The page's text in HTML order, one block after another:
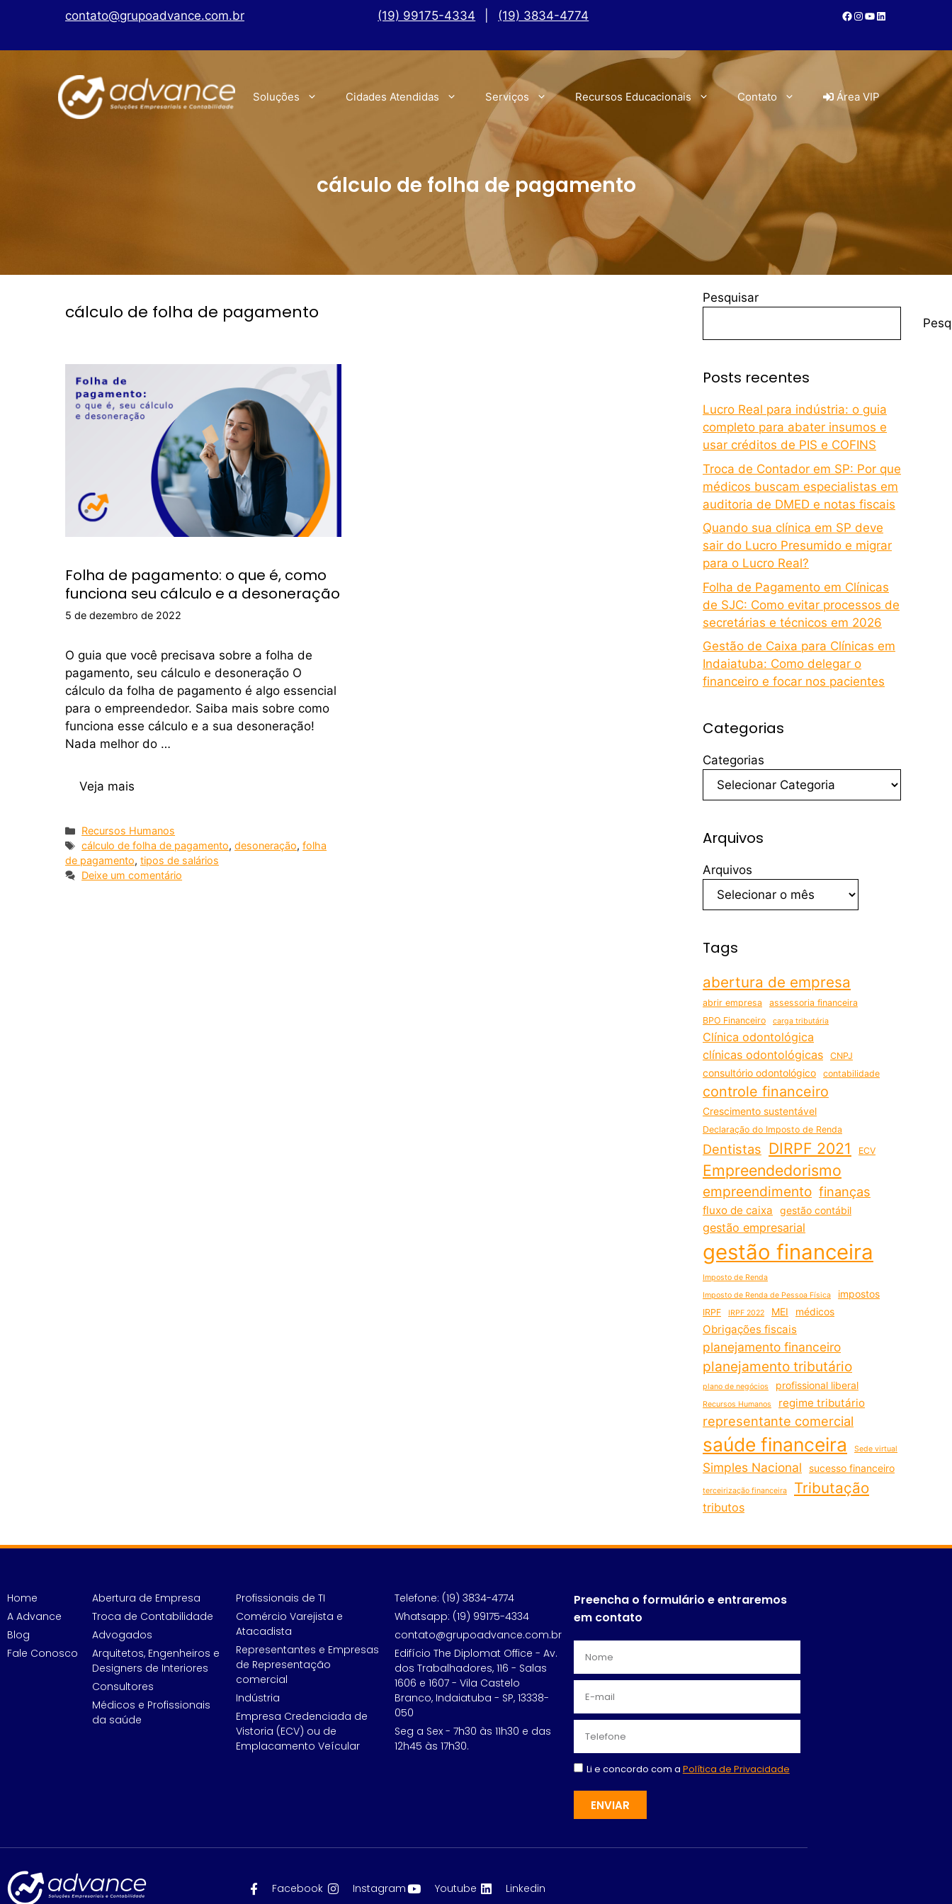
contato@grupoadvance.com.br (19) 99175-4334 (19) 3834-4774
Soluções Cidades Atendidas Serviços Recursos Educacionais Contato Área VIP
cálculo de folha de pagamento
cálculo de folha de pagamento
Folha de pagamento: o que é, como
funciona seu cálculo e a desoneração
5 de dezembro de 2022
O guia que você precisava sobre a folha de
pagamento, seu cálculo e desoneração O
cálculo da folha de pagamento é algo essencial
para o empreendedor. Saiba mais sobre como
funciona esse cálculo e a sua desoneração!
Nada melhor do …
Veja mais
Recursos Humanos
cálculo de folha de pagamento,desoneração,folha
de pagamento, tipos de salários
Deixe um comentário
Pesquisar
Posts recentes
Lucro Real para indústria: o guia
completo para abater insumos e
usar créditos de PIS e COFINS
Troca de Contador em SP: Por que
médicos buscam especialistas em
auditoria de DMED e notas fiscais
Quando sua clínica em SP deve
sair do Lucro Presumido e migrar
para o Lucro Real?
Folha de Pagamento em Clínicas
de SJC: Como evitar processos de
secretárias e técnicos em 2026
Gestão de Caixa para Clínicas em
Indaiatuba: Como delegar o
financeiro e focar nos pacientes
Categorias
Categorias
Arquivos
Arquivos
Tags
abertura de empresa
abrir empresa
assessoria financeira
BPO Financeiro
carga tributária
Clínica odontológica
clínicas odontológicas
CNPJ
consultório odontológico contabilidade
controle financeiro
Crescimento sustentável
Declaração do Imposto de Renda
Dentistas DIRPF 2021 ECV
Empreendedorismo
empreendimento finanças
fluxo de caixa gestão contábil
gestão empresarial
gestão financeira
Imposto de Renda
Imposto de Renda de Pessoa Física
impostos
IRPF IRPF 2022 MEI médicos
Obrigações fiscais
planejamento financeiro
planejamento tributário
plano de negócios profissional liberal
Recursos Humanos regime tributário
representante comercial
saúde financeira Sede virtual
Simples Nacional sucesso financeiro
terceirização financeira Tributação
tributos
Home
A Advance
Blog
Fale Conosco
Abertura de Empresa
Troca de Contabilidade
Advogados
Arquitetos, Engenheiros e
Designers de Interiores
Consultores
Médicos e Profissionais
da saúde
Profissionais de TI
Comércio Varejista e
Atacadista
Representantes e Empresas
de Representação
comercial
Indústria
Empresa Credenciada de
Vistoria (ECV) ou de
Emplacamento Veícular
Telefone: (19) 3834-4774
Whatsapp: (19) 99175-4334
contato@grupoadvance.com.br
Edifício The Diplomat Office - Av.
dos Trabalhadores, 116 - Salas
1606 e 1607 - Vila Castelo
Branco, Indaiatuba - SP, 13338-
050
Seg a Sex - 7h30 às 11h30 e das
12h45 às 17h30.
Preencha o formulário e entraremos
em contato
Li e concordo com a Política de Privacidade
ENVIAR
Facebook Instagram Youtube Linkedin